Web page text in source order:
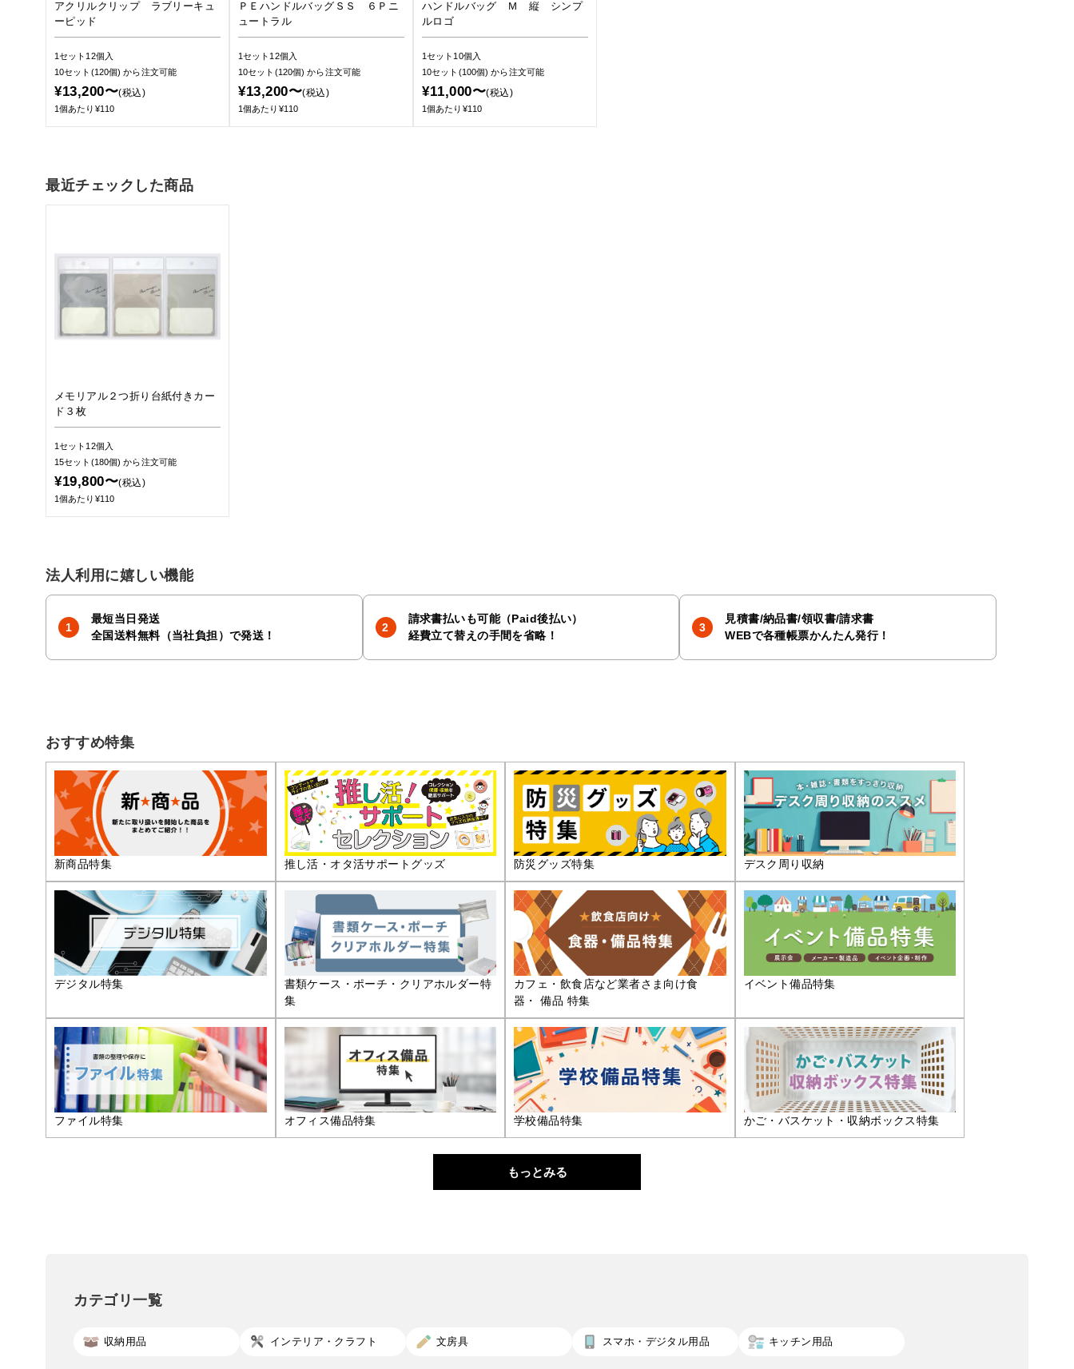
アクリルクリップ ラブリーキュ
ーピッド
1セット12個入
10セット(120個)から注文可能
¥13,200〜(税込)
1個あたり¥110
ＰＥハンドルバッグＳＳ ６Ｐニ
ュートラル
1セット12個入
10セット(120個)から注文可能
¥13,200〜(税込)
1個あたり¥110
ハンドルバッグ Ｍ 縦 シンプ
ルロゴ
1セット10個入
10セット(100個)から注文可能
¥11,000〜(税込)
1個あたり¥110
最近チェックした商品
メモリアル２つ折り台紙付きカー
ド３枚
1セット12個入
15セット(180個)から注文可能
¥19,800〜(税込)
1個あたり¥110
法人利用に嬉しい機能
最短当日発送
全国送料無料（当社負担）で発送！
請求書払いも可能（Paid後払い）
経費立て替えの手間を省略！
見積書/納品書/領収書/請求書
WEBで各種帳票かんたん発行！
おすすめ特集
新商品特集 推し活・オタ活サポートグッズ 防災グッズ特集 デスク周り収納
デジタル特集
書類ケース・ポーチ・クリアホルダー特
集
カフェ・飲食店など業者さま向け食
器・ 備品 特集
イベント備品特集
ファイル特集 オフィス備品特集 学校備品特集 かご・バスケット・収納ボックス特集
もっとみる
カテゴリ一覧
収納用品 インテリア・クラフト 文房具 スマホ・デジタル用品 キッチン用品